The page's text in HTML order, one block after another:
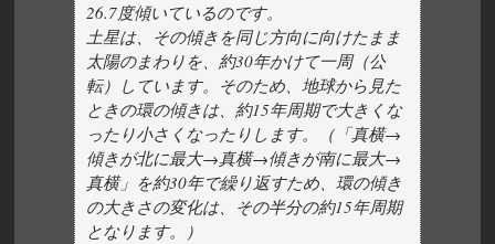
26.7度傾いているのです。
土星は、その傾きを同じ方向に向けたまま
太陽のまわりを、約30年かけて一周（公
転）しています。そのため、地球から見た
ときの環の傾きは、約15年周期で大きくな
ったり小さくなったりします。（「真横→
傾きが北に最大→真横→傾きが南に最大→
真横」を約30年で繰り返すため、環の傾き
の大きさの変化は、その半分の約15年周期
となります。）